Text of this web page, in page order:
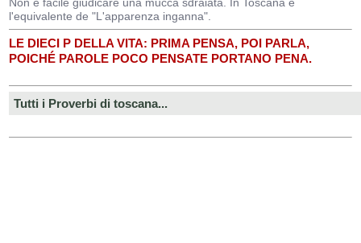
l'equivalente de "L'apparenza inganna".
LE DIECI P DELLA VITA: PRIMA PENSA, POI PARLA,
POICHÉ PAROLE POCO PENSATE PORTANO PENA.
Tutti i Proverbi di toscana...